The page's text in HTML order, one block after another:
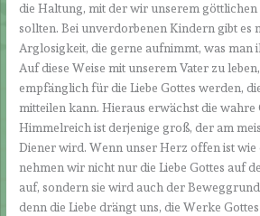
die Haltung, mit der wir unserem göttlichen
sollten. Bei unverdorbenen Kindern gibt es
Arglosigkeit, die gerne aufnimmt, was man
Auf diese Weise mit unserem Vater zu
empfänglich für die Liebe Gottes werden,
mitteilen kann. Hieraus erwächst die wahre
Himmelreich ist derjenige groß, der am
Diener wird. Wenn unser Herz offen ist wie
nehmen wir nicht nur die Liebe Gottes auf
auf, sondern sie wird auch der
denn die Liebe drängt uns, die Werke